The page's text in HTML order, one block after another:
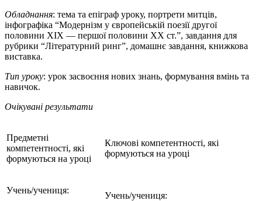
Обладнання: тема та епіграф уроку, портрети митців,
інфографіка “Модернізм у європейській поезії другої
половини XIX — першої половини XX ст.”, завдання для
рубрики “Літературний ринг”, домашнє завдання, книжкова
виставка.
Тип уроку: урок засвоєння нових знань, формування вмінь та
навичок.
Очікувані результати
Предметні
компетентності, які
формуються на уроці
Ключові компетентності, які
формуються на уроці
Учень/учениця:
Учень/учениця: